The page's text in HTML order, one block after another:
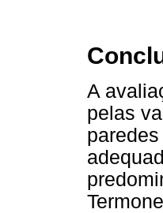
A
pelas